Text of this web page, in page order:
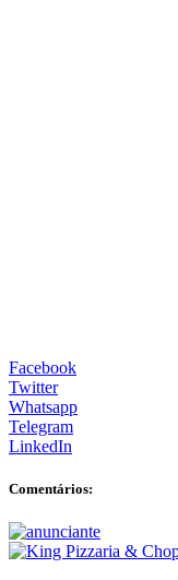
Facebook
Twitter
Whatsapp
Telegram
LinkedIn
Comentários: